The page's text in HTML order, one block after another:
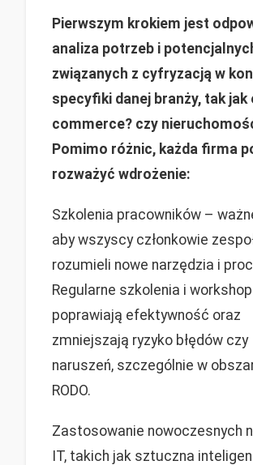
Pierwszym krokiem jest
analiza potrzeb i
związanych z cyfryzacją w
specyfiki danej branży, tak jak
commerce? czy
Pomimo różnic, każda firma
rozważyć wdrożenie:
Szkolenia pracowników –
aby wszyscy członkowie
rozumieli nowe narzędzia i
Regularne szkolenia i
poprawiają efektywność oraz
zmniejszają ryzyko błędów czy
naruszeń, szczególnie w
RODO.
Zastosowanie nowoczesnych
IT, takich jak sztuczna